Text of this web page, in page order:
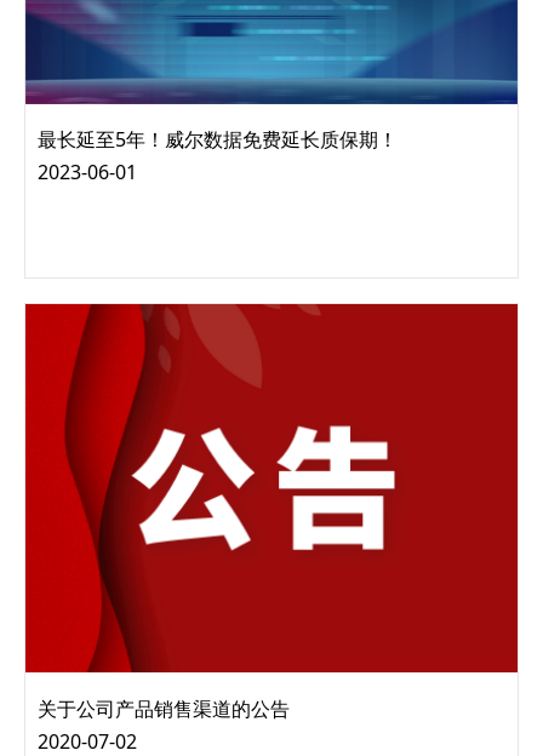
最长延至5年！威尔数据免费延长质保期！
一、智能终端类产品免费延保至3年、选择性延保至5年 “为全
2023-06-01
关于公司产品销售渠道的公告
2020-07-02